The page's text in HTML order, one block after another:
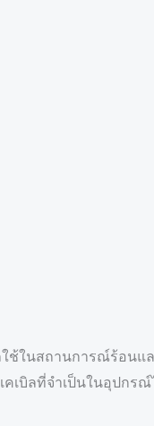
ในสถานการณ์ร้อนแ
เบิลที่จำเป็นในอุปกร